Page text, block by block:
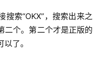
搜索“OKX”，搜索出来之
二个。第二个才是正版的
了。